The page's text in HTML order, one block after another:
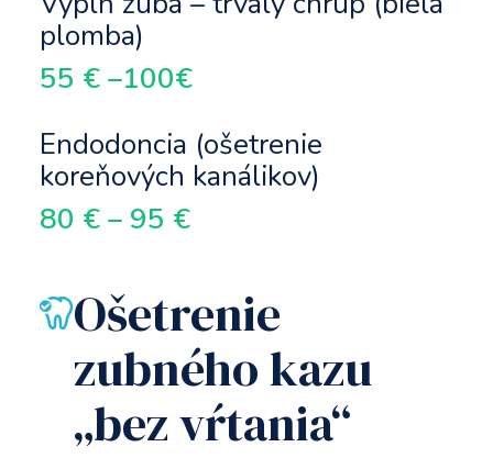
plomba)
55 € –100€
Endodoncia (ošetrenie
koreňových kanálikov)
80 € – 95 €
Ošetrenie
zubného kazu
„bez vŕtania“